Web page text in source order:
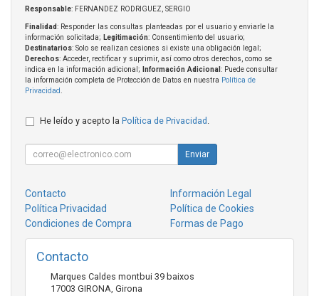
Responsable: FERNANDEZ RODRIGUEZ, SERGIO
Finalidad: Responder las consultas planteadas por el usuario y enviarle la
información solicitada; Legitimación: Consentimiento del usuario;
Destinatarios: Solo se realizan cesiones si existe una obligación legal;
Derechos: Acceder, rectificar y suprimir, así como otros derechos, como se
indica en la información adicional;
Información Adicional : Puede consultar
la información completa de Protección de Datos en nuestra Política de
Privacidad
He leído y acepto la Política de Privacidad
Enviar
Contacto
Información Legal
Política Privacidad
Política de Cookies
Condiciones de Compra
Formas de Pago
Contacto
Marques Caldes montbui 39 baixos
17003 GIRONA Girona